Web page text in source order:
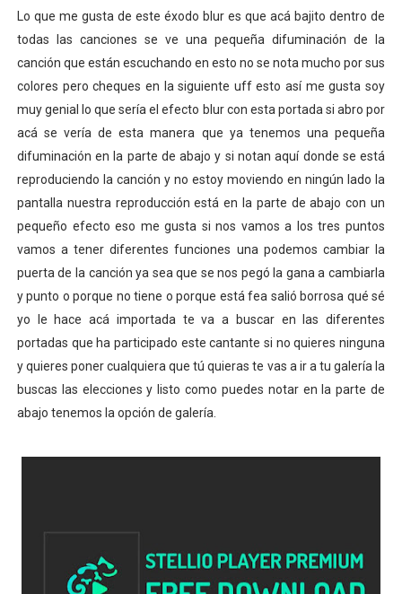
Lo que me gusta de este éxodo blur es que acá bajito dentro de
todas las canciones se ve una pequeña difuminación de la
canción que están escuchando en esto no se nota mucho por sus
colores pero cheques en la siguiente uff esto así me gusta soy
muy genial lo que sería el efecto blur con esta portada si abro por
acá se vería de esta manera que ya tenemos una pequeña
difuminación en la parte de abajo y si notan aquí donde se está
reproduciendo la canción y no estoy moviendo en ningún lado la
pantalla nuestra reproducción está en la parte de abajo con un
pequeño efecto eso me gusta si nos vamos a los tres puntos
vamos a tener diferentes funciones una podemos cambiar la
puerta de la canción ya sea que se nos pegó la gana a cambiarla
y punto o porque no tiene o porque está fea salió borrosa qué sé
yo le hace acá importada te va a buscar en las diferentes
portadas que ha participado este cantante si no quieres ninguna
y quieres poner cualquiera que tú quieras te vas a ir a tu galería la
buscas las elecciones y listo como puedes notar en la parte de
abajo tenemos la opción de galería.